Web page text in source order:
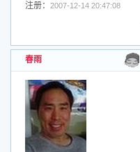
注册： 2007-12-14 20:47:08
春雨